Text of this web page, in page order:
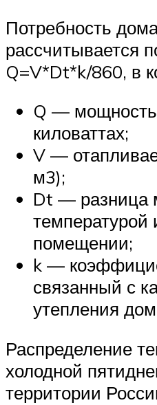
Потребность
рассчитывается
Q=V*Dt*k/860, в
Q — мощность
киловаттах;
V —
м3);
Dt — разница
температурой
помещении;
k —
связанный с
утепления
Распределение
холодной
территории